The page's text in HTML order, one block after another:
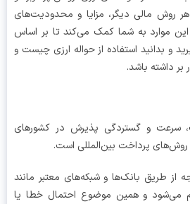
مالی دیگر، مزایا و محدودیت‌های
به شما کمک می‌کند تا بر اساس
استفاده از حواله ارزی چیست و
باشد.
و گستردگی پذیرش در کشورهای
پرداخت بین‌المللی است.
بانک‌ها و شبکه‌های معتبر مانند
و همین موضوع احتمال خطا یا